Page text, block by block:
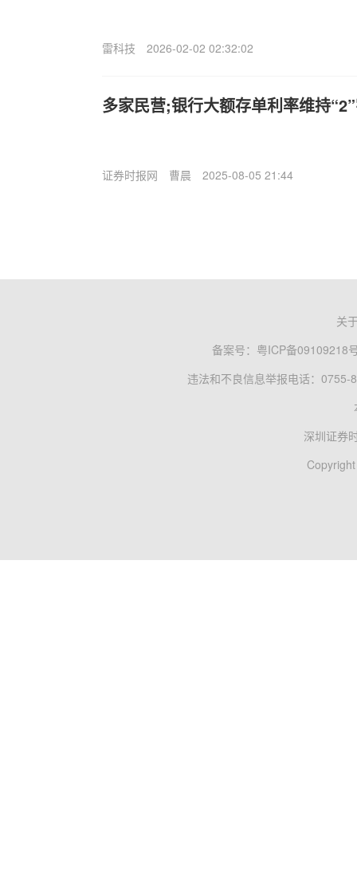
雷科技 2026-02-02 02:32:02
多家民营;银行大额存单利率维持
证券时报网 曹晨 2025-08-05 21:44
关
备案号： 粤ICP备09109218
违法和不良信息举报电话：0755-
深圳证券